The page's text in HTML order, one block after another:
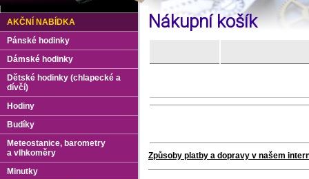
Nákupní košík
Způsoby platby a dopravy v našem
AKČNÍ NABÍDKA
Pánské hodinky
Dámské hodinky
Dětské hodinky (chlapecké a
dívčí)
Hodiny
Budíky
Meteostanice, barometry
a vlhkoměry
Minutky